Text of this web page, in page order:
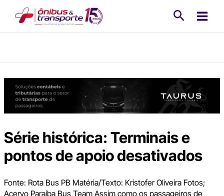
Série histórica: Terminais e
pontos de apoio desativados
Fonte: Rota Bus PB Matéria/Texto: Kristofer Oliveira Fotos;
Acervo Paraíba Bus Team Assim como os passageiros de